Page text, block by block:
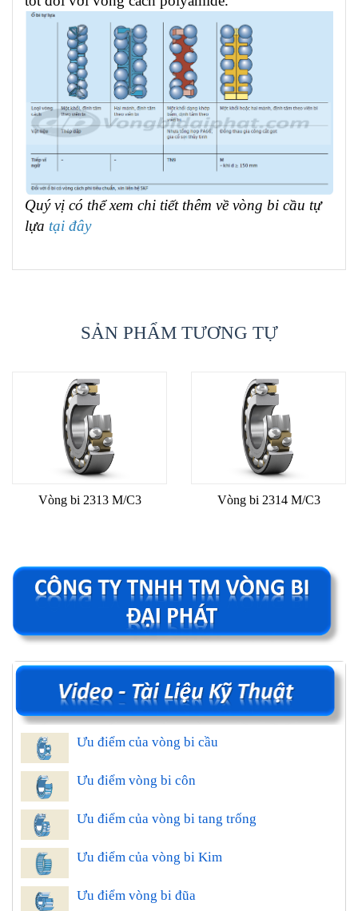
Quý vị có thể xem chi tiết thêm về vòng bi cầu tự
lựa tại đây
SẢN PHẨM TƯƠNG TỰ
Vòng bi 2313 M/C3 Vòng bi 2314 M/C3
Ưu điểm của vòng bi cầu
Ưu điểm vòng bi côn
Ưu điểm của vòng bi tang trống
Ưu điểm của vòng bi Kim
Ưu điểm vòng bi đũa